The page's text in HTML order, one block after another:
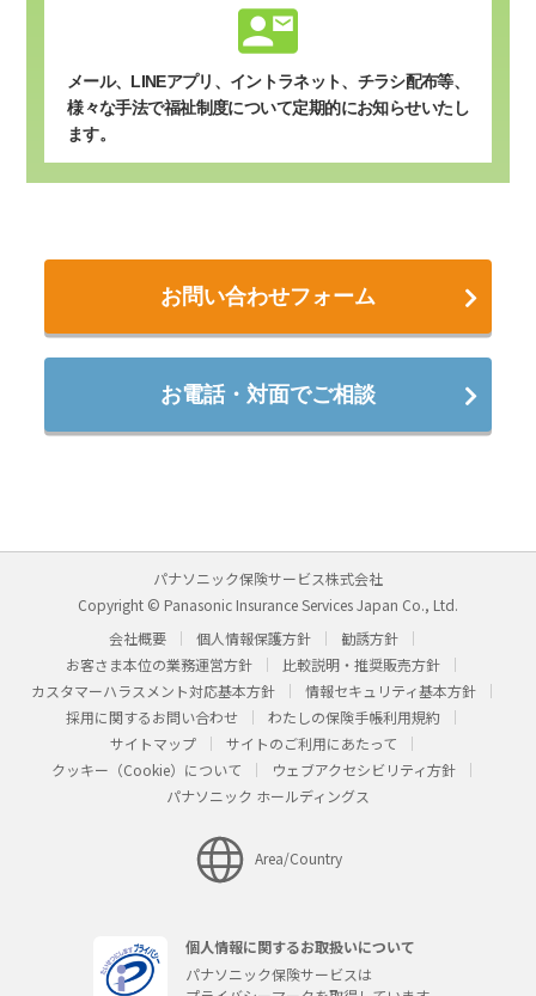
contact_mail
メール、LINEアプリ、イントラネット、チラシ配布等、
様々な手法で福祉制度について定期的にお知らせいたし
ます。
お問い合わせフォーム
お電話・対面でご相談
パナソニック保険サービス株式会社
Copyright © Panasonic Insurance Services Japan Co., Ltd.
会社概要
個人情報保護方針
勧誘方針
お客さま本位の業務運営方針
比較説明・推奨販売方針
カスタマーハラスメント対応基本方針
情報セキュリティ基本方針
採用に関するお問い合わせ
わたしの保険手帳利用規約
サイトマップ
サイトのご利用にあたって
クッキー（Cookie）について
ウェブアクセシビリティ方針
パナソニック ホールディングス
Area/Country
個人情報に関するお取扱いについて
パナソニック保険サービスは